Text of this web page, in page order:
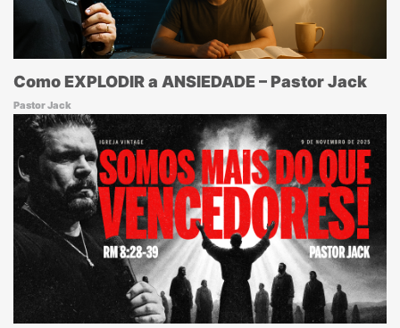
Como EXPLODIR a ANSIEDADE – Pastor Jack
Pastor Jack